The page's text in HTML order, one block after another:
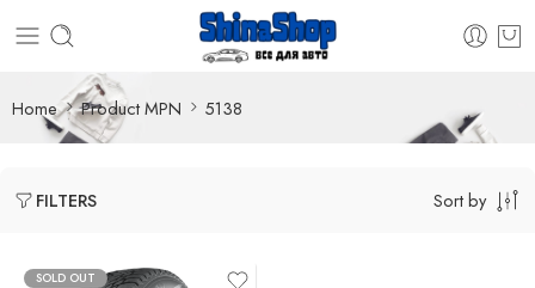
Home Product MPN 5138
FILTERS Sort by
SOLD OUT